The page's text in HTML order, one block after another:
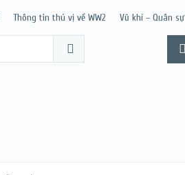
Thông tin thú vị về WW2 Vũ khí – Quân sự